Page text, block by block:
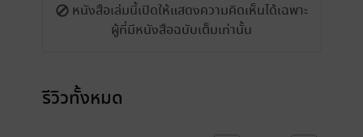
หนังสือเล่มนี้เปิดให้แสดงความคิดเห็นได้เฉพาะ
ผู้ที่มีหนังสือฉบับเต็มเท่านั้น
รีวิวทั้งหมด